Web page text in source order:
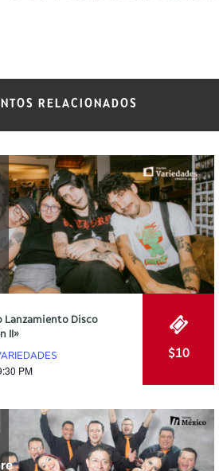
RELACIONADOS
Lanzamiento Disco
II»
PM
$10